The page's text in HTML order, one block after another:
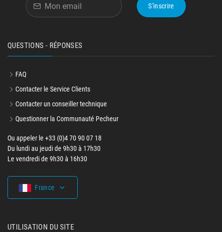
S'inscrire
QUESTIONS - RÉPONSES
FAQ
Contacter le Service Clients
Contacter un conseiller technique
Questionner la Communauté Pecheur
Ou appeler le +33 (0)4 70 90 07 18
Du lundi au jeudi de 9h30 à 17h30
Le vendredi de 9h30 à 16h30
France
UTILISATION DU SITE